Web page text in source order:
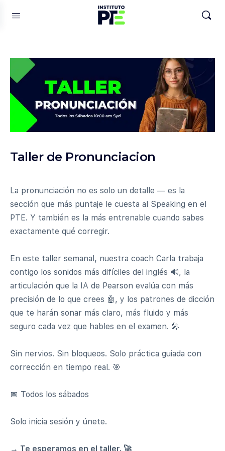
Taller de Pronunciacion
La pronunciación no es solo un detalle — es la
sección que más puntaje le cuesta al Speaking en el
PTE. Y también es la más entrenable cuando sabes
exactamente qué corregir.
En este taller semanal, nuestra coach Carla trabaja
contigo los sonidos más difíciles del inglés 🔊, la
articulación que la IA de Pearson evalúa con más
precisión de lo que crees 🤖, y los patrones de dicción
que te harán sonar más claro, más fluido y más
seguro cada vez que hables en el examen. 🎤
Sin nervios. Sin bloqueos. Solo práctica guiada con
corrección en tiempo real. 🎯
📅 Todos los sábados
Solo inicia sesión y únete.
→ Te esperamos en el taller. 🚀